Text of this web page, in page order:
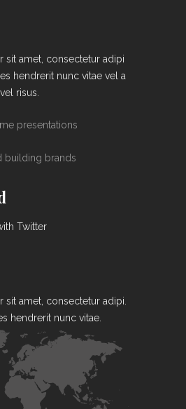
sit amet, consectetur adipi
hendrerit nunc vitae vel a
risus.
presentations
building brands
Twitter
sit amet, consectetur adipi.
hendrerit nunc vitae.